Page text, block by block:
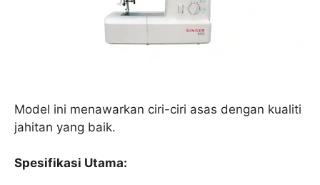
Model ini menawarkan ciri-ciri asas dengan kualiti
jahitan yang baik.
Spesifikasi Utama: